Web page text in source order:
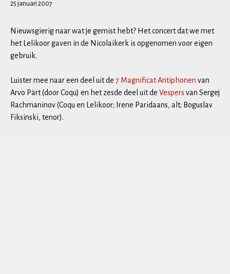
25 januari 2007
Nieuwsgierig naar wat je gemist hebt? Het concert dat we met
het Lelikoor gaven in de Nicolaikerk is opgenomen voor eigen
gebruik.
Luister mee naar een deel uit de 7 Magnificat Antiphonen van
Arvo Pärt (door Coqu) en het zesde deel uit de Vespers van Sergej
Rachmaninov (Coqu en Lelikoor; Irene Paridaans, alt; Boguslav
Fiksinski, tenor).